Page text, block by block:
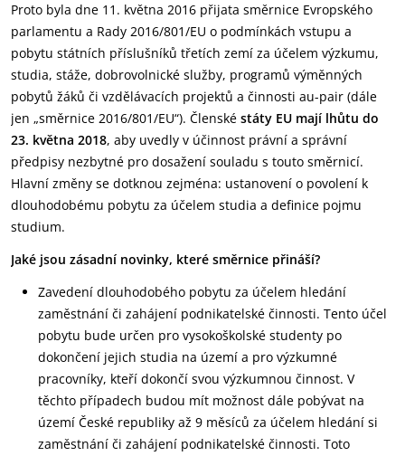
Proto byla dne 11. května 2016 přijata směrnice Evropského
parlamentu a Rady 2016/801/EU o podmínkách vstupu a
pobytu státních příslušníků třetích zemí za účelem výzkumu,
studia, stáže, dobrovolnické služby, programů výměnných
pobytů žáků či vzdělávacích projektů a činnosti au-pair (dále
jen „směrnice 2016/801/EU“). Členské státy EU mají lhůtu do
23. května 2018, aby uvedly v účinnost právní a správní
předpisy nezbytné pro dosažení souladu s touto směrnicí.
Hlavní změny se dotknou zejména: ustanovení o povolení k
dlouhodobému pobytu za účelem studia a definice pojmu
studium.
Jaké jsou zásadní novinky, které směrnice přináší?
Zavedení dlouhodobého pobytu za účelem hledání
zaměstnání či zahájení podnikatelské činnosti. Tento účel
pobytu bude určen pro vysokoškolské studenty po
dokončení jejich studia na území a pro výzkumné
pracovníky, kteří dokončí svou výzkumnou činnost. V
těchto případech budou mít možnost dále pobývat na
území České republiky až 9 měsíců za účelem hledání si
zaměstnání či zahájení podnikatelské činnosti. Toto